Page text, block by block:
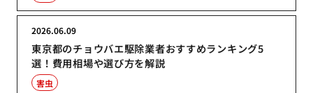
東京都のチョウバエ駆除業者おすすめランキング5
選！費用相場や選び方を解説
2026.06.09
害虫